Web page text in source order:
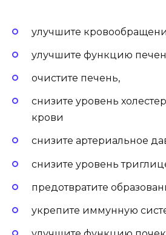
улучшите
улучшите функцию
очистите печень,
снизите уровень
крови
снизите артериальное
снизите уровень
предотвратите
укрепите иммунную